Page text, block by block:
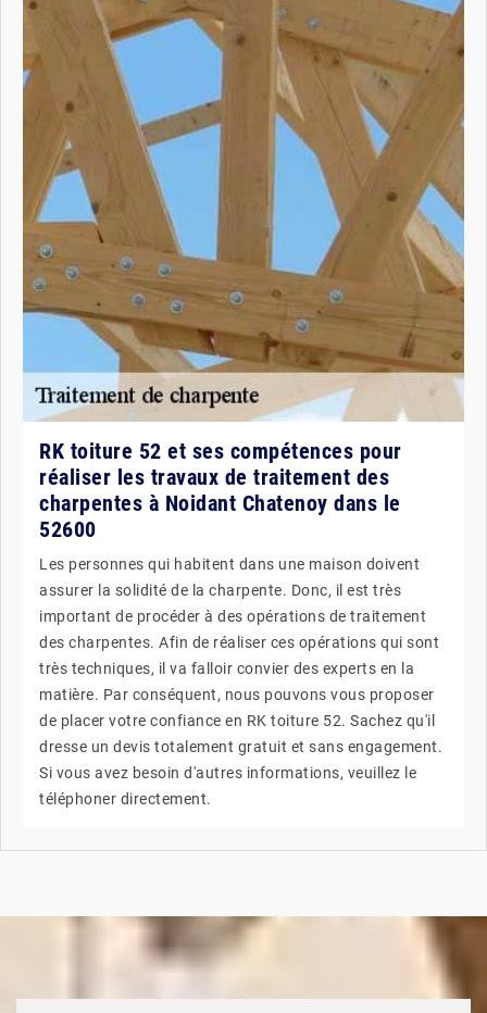
RK toiture 52 et ses compétences pour
réaliser les travaux de traitement des
charpentes à Noidant Chatenoy dans le
52600
Les personnes qui habitent dans une maison doivent
assurer la solidité de la charpente. Donc, il est très
important de procéder à des opérations de traitement
des charpentes. Afin de réaliser ces opérations qui sont
très techniques, il va falloir convier des experts en la
matière. Par conséquent, nous pouvons vous proposer
de placer votre confiance en RK toiture 52. Sachez qu'il
dresse un devis totalement gratuit et sans engagement.
Si vous avez besoin d'autres informations, veuillez le
téléphoner directement.